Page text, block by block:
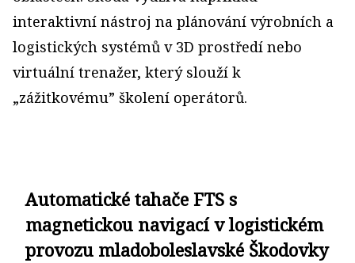
interaktivní nástroj na plánování výrobních a
logistických systémů v 3D prostředí nebo
virtuální trenažer, který slouží k
„zážitkovému” školení operátorů.
Automatické tahače FTS s
magnetickou navigací v logistickém
provozu mladoboleslavské Škodovky